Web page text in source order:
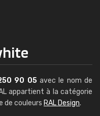
90 05avec le nom de
appartient à la catégorie
de couleurs RAL Design.